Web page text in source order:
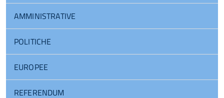
AMMINISTRATIVE
POLITICHE
EUROPEE
REFERENDUM